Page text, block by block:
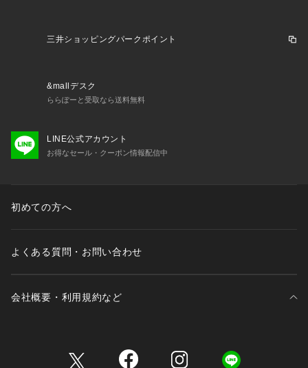
三井ショッピングパークポイント
&mallデスク
ららぽーと受取なら送料無料
LINE公式アカウント
お得なセール・クーポン情報配信中
初めての方へ
よくある質問・お問い合わせ
会社概要・利用規約など